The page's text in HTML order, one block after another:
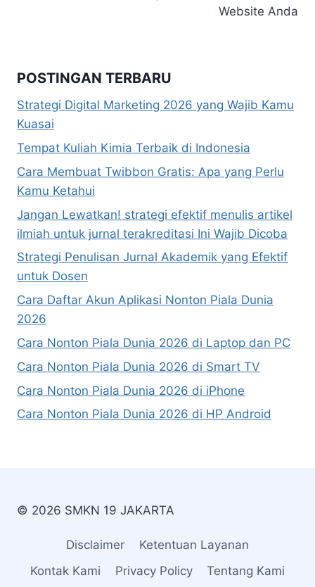
Website Anda
POSTINGAN TERBARU
Strategi Digital Marketing 2026 yang Wajib Kamu
Kuasai
Tempat Kuliah Kimia Terbaik di Indonesia
Cara Membuat Twibbon Gratis: Apa yang Perlu
Kamu Ketahui
Jangan Lewatkan! strategi efektif menulis artikel
ilmiah untuk jurnal terakreditasi Ini Wajib Dicoba
Strategi Penulisan Jurnal Akademik yang Efektif
untuk Dosen
Cara Daftar Akun Aplikasi Nonton Piala Dunia
2026
Cara Nonton Piala Dunia 2026 di Laptop dan PC
Cara Nonton Piala Dunia 2026 di Smart TV
Cara Nonton Piala Dunia 2026 di iPhone
Cara Nonton Piala Dunia 2026 di HP Android
© 2026 SMKN 19 JAKARTA
Disclaimer
Ketentuan Layanan
Kontak Kami
Privacy Policy Tentang Kami